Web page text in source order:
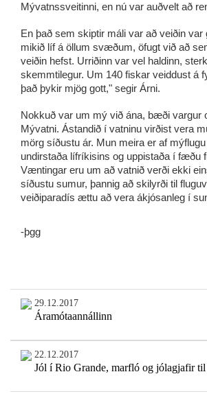
Mývatnssveitinni, en nú var auðvelt að
En það sem skiptir máli var að veiðin var
mikið líf á öllum svæðum, öfugt við að
veiðin hefst. Urriðinn var vel haldinn,
skemmtilegur. Um 140 fiskar veiddust á
það þykir mjög gott," segir Árni.
Nokkuð var um mý við ána, bæði vargur
Mývatni. Ástandið í vatninu virðist vera
mörg síðustu ár. Mun meira er af
undirstaða lífríkisins og uppistaða í fæðu
Væntingar eru um að vatnið verði ekki
síðustu sumur, þannig að skilyrði til
veiðiparadís ættu að vera ákjósanleg í
-þgg
29.12.2017
Áramótaannállinn
22.12.2017
Jól í Rio Grande, marfló og jólagjafir til